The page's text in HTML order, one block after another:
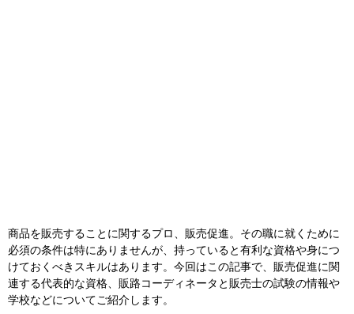
商品を販売することに関するプロ、販売促進。その職に就くために
必須の条件は特にありませんが、持っていると有利な資格や身につ
けておくべきスキルはあります。今回はこの記事で、販売促進に関
連する代表的な資格、販路コーディネータと販売士の試験の情報や
学校などについてご紹介します。